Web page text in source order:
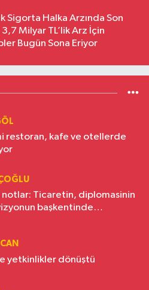
Sigorta Halka Arzında Son
3,7 Milyar TL’lik Arz İçin
Bugün Sona Eriyor
restoran, kafe ve otellerde
notlar: Ticaretin, diplomasinin
başkentinde
yetkinlikler dönüştü